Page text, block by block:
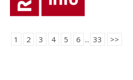
1 2 3 4 5 6 ... 33 >>